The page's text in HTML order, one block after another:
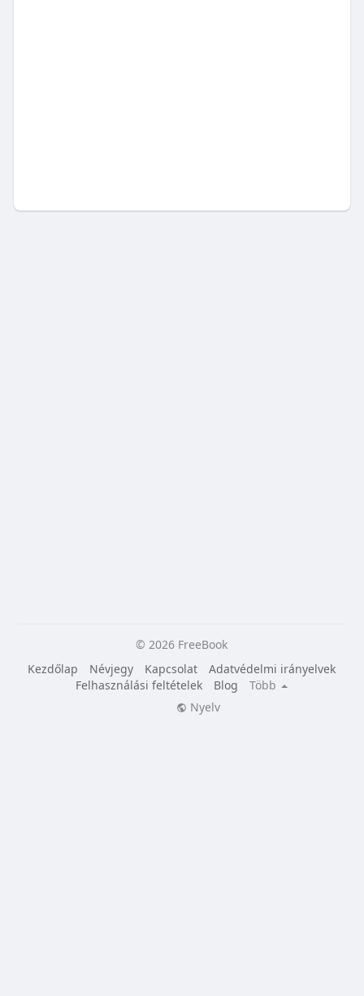
© 2026 FreeBook
Kezdőlap
Névjegy Kapcsolat
Adatvédelmi irányelvek
Felhasználási feltételek
Blog
Több
Nyelv